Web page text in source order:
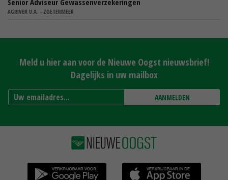
Senior Adviseur Gewassenverzekeringen
AGRIVER U.A. - ZOETERMEER
Meld u hier aan voor de Nieuwe Oogst nieuwsbrief!
Dagelijks in uw mailbox
AANMELDEN